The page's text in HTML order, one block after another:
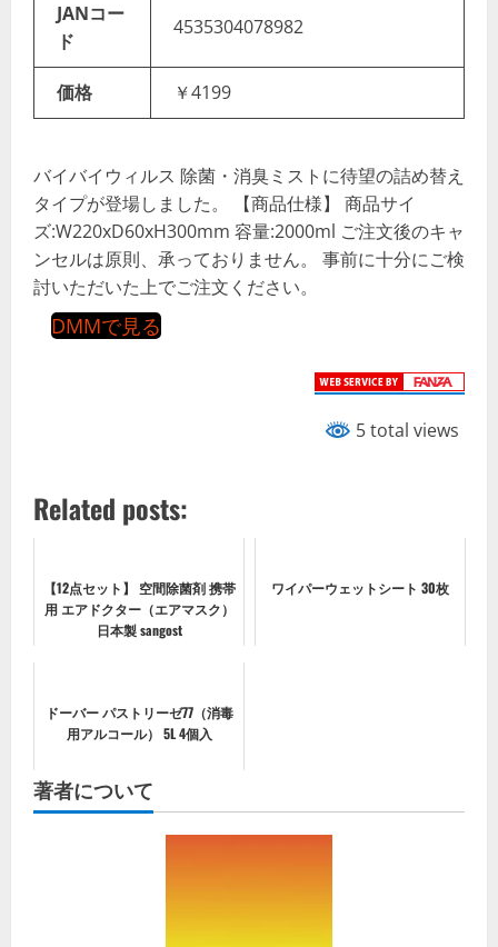
JANコー
ド
4535304078982
価格 ￥4199
バイバイウィルス 除菌・消臭ミストに待望の詰め替え
タイプが登場しました。 【商品仕様】 商品サイ
ズ:W220xD60xH300mm 容量:2000ml ご注文後のキャ
ンセルは原則、承っておりません。 事前に十分にご検
討いただいた上でご注文ください。
DMMで見る
5 total views
Related posts:
【12点セット】 空間除菌剤 携帯
用 エアドクター（エアマスク）
日本製 sangost
ワイパーウェットシート 30枚
ドーバー パストリーゼ77（消毒
用アルコール） 5L 4個入
著者について